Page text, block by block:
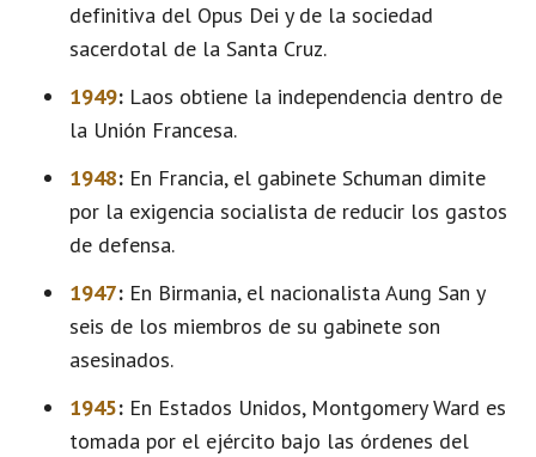
definitiva del Opus Dei y de la sociedad
sacerdotal de la Santa Cruz.
1949: Laos obtiene la independencia dentro de
la Unión Francesa.
1948: En Francia, el gabinete Schuman dimite
por la exigencia socialista de reducir los gastos
de defensa.
1947: En Birmania, el nacionalista Aung San y
seis de los miembros de su gabinete son
asesinados.
1945: En Estados Unidos, Montgomery Ward es
tomada por el ejército bajo las órdenes del